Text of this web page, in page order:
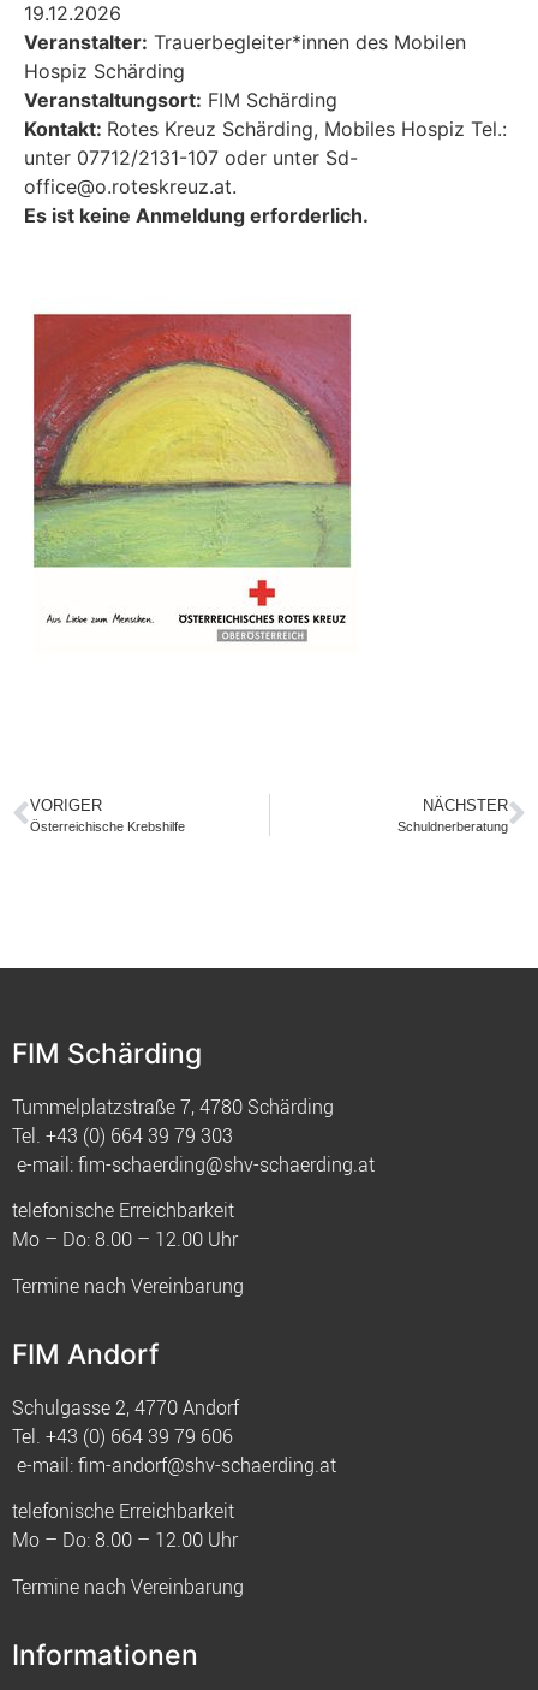
19.12.2026
Veranstalter: Trauerbegleiter*innen des Mobilen
Hospiz Schärding
Veranstaltungsort: FIM Schärding
Kontakt: Rotes Kreuz Schärding, Mobiles Hospiz Tel.:
unter 07712/2131-107 oder unter Sd-
office@o.roteskreuz.at.
Es ist keine Anmeldung erforderlich.
VORIGER
Österreichische Krebshilfe
NÄCHSTER
Schuldnerberatung
FIM Schärding
Tummelplatzstraße 7, 4780 Schärding
Tel. +43 (0) 664 39 79 303
e-mail:fim-schaerding@shv-schaerding.at
telefonische Erreichbarkeit
Mo – Do: 8.00 – 12.00 Uhr
Termine nach Vereinbarung
FIM Andorf
Schulgasse 2, 4770 Andorf
Tel. +43 (0) 664 39 79 606
e-mail:fim-andorf@shv-schaerding.at
telefonische Erreichbarkeit
Mo – Do: 8.00 – 12.00 Uhr
Termine nach Vereinbarung
Informationen